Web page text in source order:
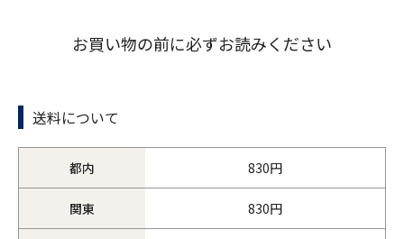
お買い物の前に必ずお読みください
送料について
都内 830円
関東 830円